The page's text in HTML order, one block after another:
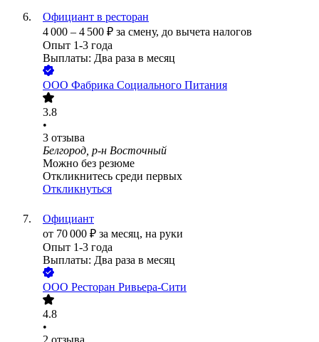
Официант в ресторан
4 000 – 4 500 ₽ за смену, до вычета налогов
Опыт 1-3 года
Выплаты: Два раза в месяц
ООО Фабрика Социального Питания
3.8
•
3 отзыва
Белгород, р-н Восточный
Можно без резюме
Откликнитесь среди первых
Откликнуться
Официант
от 70 000 ₽ за месяц, на руки
Опыт 1-3 года
Выплаты: Два раза в месяц
ООО Ресторан Ривьера-Сити
4.8
•